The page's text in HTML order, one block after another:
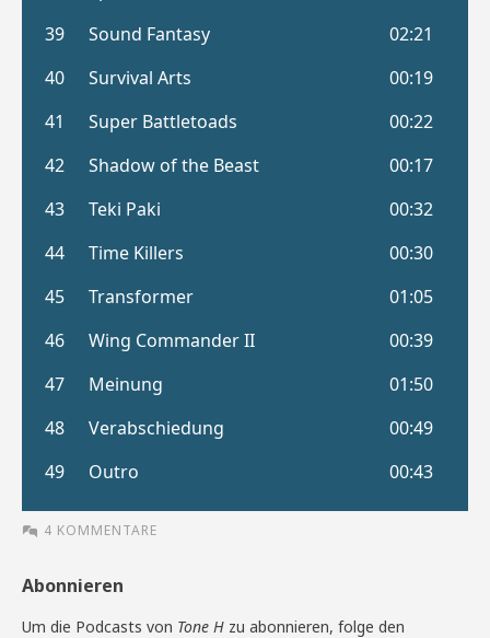
4 KOMMENTARE
Abonnieren
Um die Podcasts von Tone H zu abonnieren, folge den